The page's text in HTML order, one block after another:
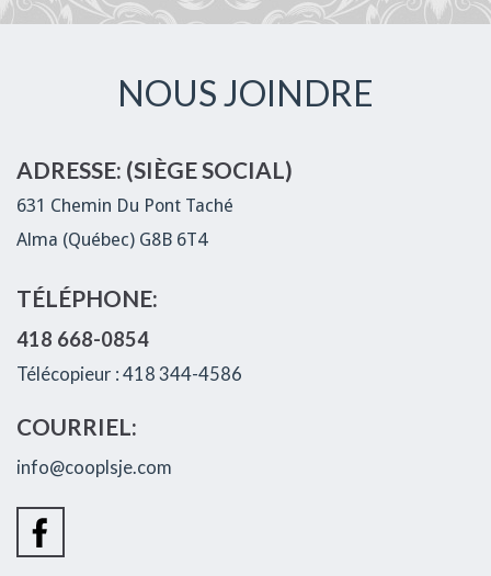
NOUS JOINDRE
ADRESSE: (SIÈGE SOCIAL)
631 Chemin Du Pont Taché
Alma (Québec) G8B 6T4
TÉLÉPHONE:
418 668-0854
Télécopieur : 418 344-4586
COURRIEL:
info@cooplsje.com